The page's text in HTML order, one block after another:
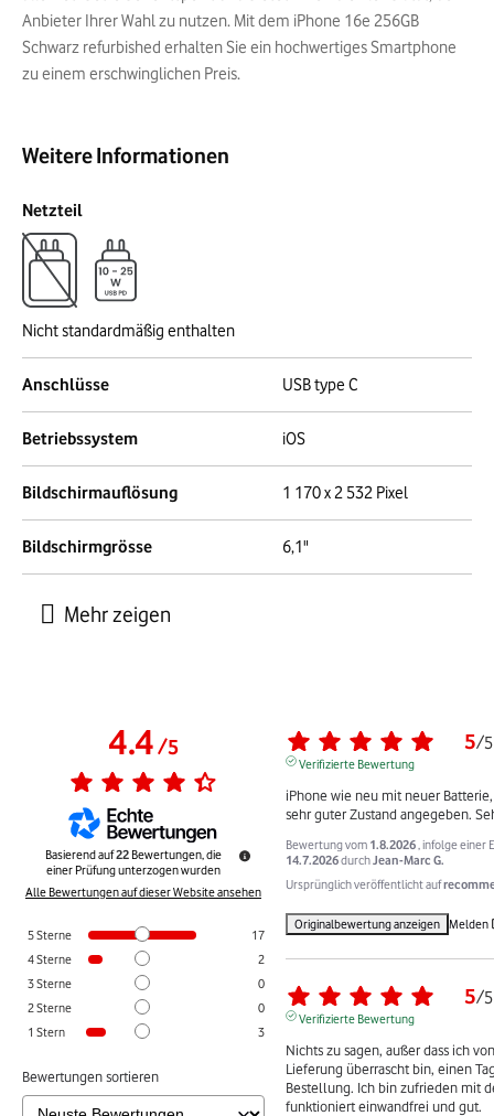
Anbieter Ihrer Wahl zu nutzen. Mit dem iPhone 16e 256GB
Schwarz refurbished erhalten Sie ein hochwertiges Smartphone
zu einem erschwinglichen Preis.
Weitere Informationen
Netzteil
Nicht standardmäßig enthalten
Anschlüsse USB type C
Betriebssystem iOS
Bildschirmauflösung 1 170 x 2 532 Pixel
Bildschirmgrösse 6,1"
4.4/5
Basierend auf22 Bewertungen, die
einer Prüfung unterzogen wurden
Alle Bewertungen auf dieser Website ansehen
5Sterne
17
4Sterne
2
3Sterne
0
2Sterne
0
1 Stern 3
Bewertungen sortieren
5/5
Verifizierte Bewertung
iPhone wie neu mit neuer
sehr guter Zustand angegeben.
Bewertung vom 1.8.2026 , infolge einer
14.7.2026durchJean-Marc G.
Ursprünglich veröffentlicht auf
Originalbewertung anzeigen Melden
5/5
Verifizierte Bewertung
Nichts zu sagen, außer dass ich
Lieferung überrascht bin, einen
Bestellung. Ich bin zufrieden mit
funktioniert einwandfrei und gut.